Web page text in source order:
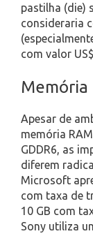
pastilha (die)
consideraria
com valor
Memória
Apesar de
memória
GDDR6, as
diferem
Microsoft
com taxa de
10 GB com
Sony utiliza